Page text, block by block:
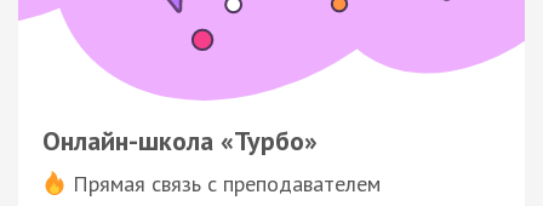
Онлайн-школа «Турбо»
Прямая связь с преподавателем